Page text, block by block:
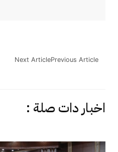
Previous Article
Next Article
اخبار دات صلة :